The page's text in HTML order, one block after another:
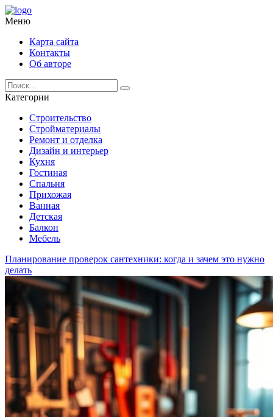
Меню
Карта сайта
Контакты
Об авторе
Категории
Строительство
Стройматериалы
Ремонт и отделка
Дизайн и интерьер
Кухня
Гостиная
Спальня
Прихожая
Ванная
Детская
Балкон
Мебель
Планирование проверок сантехники: когда и зачем это нужно
делать